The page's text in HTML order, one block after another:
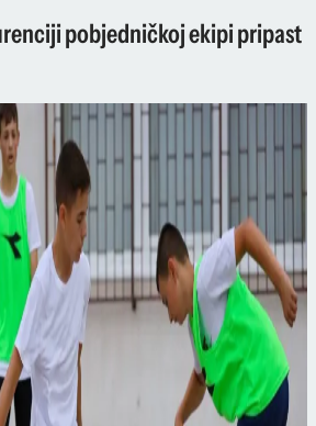
pobjedničkoj ekipi pripast